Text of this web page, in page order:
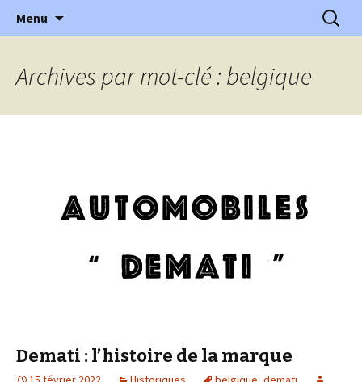
l'Automobile Ancienne
l'automobile ancienne : articles, historiques
…
Menu
Archives par mot-clé : belgique
Demati : l’histoire de la marque